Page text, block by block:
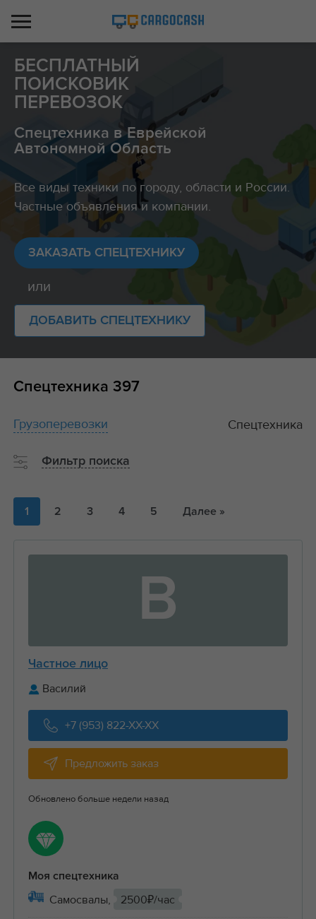
БЕСПЛАТНЫЙ
ПОИСКОВИК
ПЕРЕВОЗОК
Спецтехника в Еврейской
Автономной Область
Все виды техники по городу, области и России.
Частные объявления и компании.
ЗАКАЗАТЬ СПЕЦТЕХНИКУ
или
ДОБАВИТЬ СПЕЦТЕХНИКУ
Спецтехника 397
1 2 3 4 5 Далее »
В
Частное лицо
Василий
+7 (953) 822-XX-XX
Предложить заказ
Обновлено больше недели назад
Моя спецтехника
Самосвалы, 2500₽/час
Грузоперевозки Спецтехника
Фильтр поиска